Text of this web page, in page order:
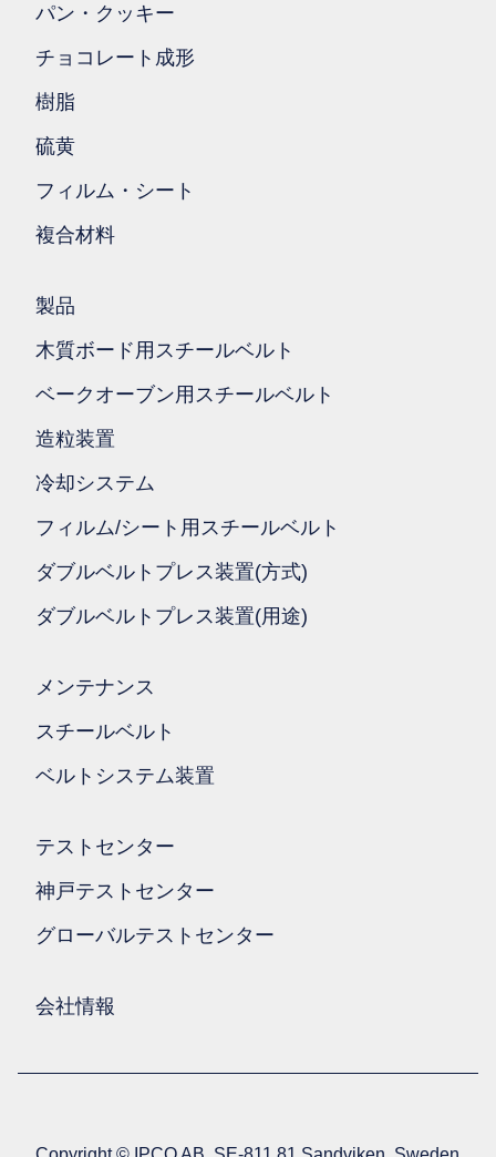
パン・クッキー
チョコレート成形
樹脂
硫黄
フィルム・シート
複合材料
製品
木質ボード用スチールベルト
ベークオーブン用スチールベルト
造粒装置
冷却システム
フィルム/シート用スチールベルト
ダブルベルトプレス装置(方式)
ダブルベルトプレス装置(用途)
メンテナンス
スチールベルト
ベルトシステム装置
テストセンター
神戸テストセンター
グローバルテストセンター
会社情報